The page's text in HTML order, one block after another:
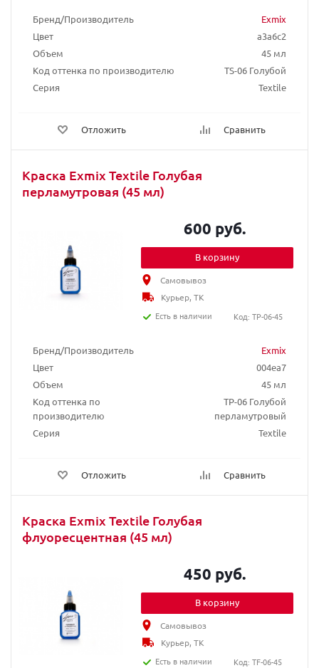
Бренд/Производитель
Exmix
Цвет
a3a6c2
Объем
45 мл
Код оттенка по производителю
TS-06 Голубой
Серия
Textile
Отложить Сравнить
Краска Exmix Textile Голубая
перламутровая (45 мл)
Бренд/Производитель
Exmix
Цвет
004ea7
Объем
45 мл
Код оттенка по
производителю
TP-06 Голубой
перламутровый
Серия
Textile
Отложить Сравнить
600 руб.
В корзину
Самовывоз
Курьер, ТК
Есть в наличии
Код: TP-06-45
Краска Exmix Textile Голубая
флуоресцентная (45 мл)
450 руб.
В корзину
Самовывоз
Курьер, ТК
Есть в наличии
Код: TF-06-45